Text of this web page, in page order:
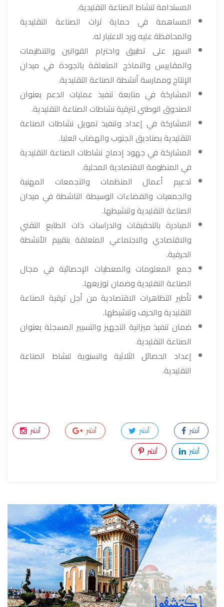
المستدامة لنشاط الصناعة التقليدية.
المساهمة في حماية تراث الصناعة التقليدية
والمحافظة عليه ورد الاعتبار له.
السهر على تطبيق واحترام القوانين والتنظيمات
والمقاييس والنماذج المتعلقة بالجودة في ميدان
الإنتاج وممارسة أنشطة الصناعة التقليدية.
المشاركة في متابعة تنفيذ عمليات الدعم بعنوان
الصندوق الوطني لترقية نشاطات الصناعة التقليدية.
المشاركة في إعداد وتنفيذ تمويل نشاطات الصناعة
التقليدية بصناديق الجنوب والهضاب العليا.
المشاركة في جهود إدماج نشاطات الصناعة التقليدية
في المنظومة الاقتصادية المحلية.
تدعيم أعمال المنظمات والتجمعات المهنية
والجمعيات والفضاءات الوسيطة الناشطة في ميدان
الصناعة التقليدية وتنشيطها.
المبادرة بالتحقيقات والدراسات ذات الطابع التقني
والاقتصادي والاجتماعي المتعلقة بتقييم الأنشطة
الحرفية.
جمع المعلومات والمعطيات الإحصائية في مجال
الصناعة التقليدية وضمان توزيعها.
تأطير التظاهرات الاقتصادية من أجل ترقية الصناعة
التقليدية والحرف وتنشيطها.
ضمان تنفيذ ميزانية التجهيز والتسيير المسجلة بعنوان
الصناعة التقليدية.
إعداد الحصائل الثلاثية والسنوية لنشاط الصناعة
التقليدية.
أنشر أنشر أنشر
أنشر
أنشر
أنشر